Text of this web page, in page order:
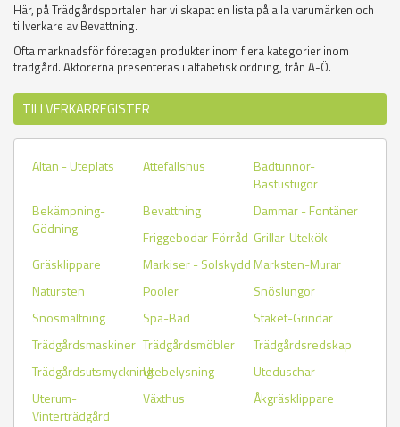
Här, på Trädgårdsportalen har vi skapat en lista på alla varumärken och
tillverkare av Bevattning.
Ofta marknadsför företagen produkter inom flera kategorier inom
trädgård. Aktörerna presenteras i alfabetisk ordning, från A-Ö.
TILLVERKARREGISTER
Altan - Uteplats Attefallshus
Badtunnor-
Bastustugor
Bekämpning-
Gödning
Bevattning
Dammar - Fontäner
Friggebodar-Förråd Grillar-Utekök
Gräsklippare
Markiser - Solskydd Marksten-Murar
Natursten
Pooler
Snöslungor
Snösmältning
Spa-Bad
Staket-Grindar
Trädgårdsmaskiner Trädgårdsmöbler
Trädgårdsredskap
TrädgårdsutsmyckningUtebelysning
Uteduschar
Uterum-
Vinterträdgård
Växthus Åkgräsklippare